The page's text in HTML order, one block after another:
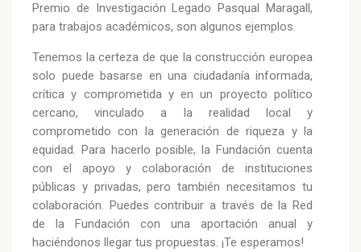
Premio de Investigación Legado Pasqual Maragall,
para trabajos académicos, son algunos ejemplos.
Tenemos la certeza de que la construcción europea
solo puede basarse en una ciudadanía informada,
crítica y comprometida y en un proyecto político
cercano, vinculado a la realidad local y
comprometido con la generación de riqueza y la
equidad. Para hacerlo posible, la Fundación cuenta
con el apoyo y colaboración de instituciones
públicas y privadas, pero también necesitamos tu
colaboración. Puedes contribuir a través de la Red
de la Fundación con una aportación anual y
haciéndonos llegar tus propuestas. ¡Te esperamos!